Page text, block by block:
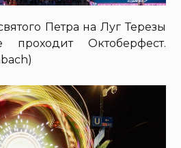
Петра на Луг Терезы
Октоберфест.